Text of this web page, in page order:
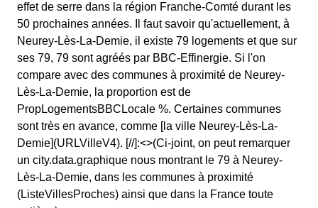
effet de serre dans la région Franche-Comté durant les
50 prochaines années. Il faut savoir qu'actuellement, à
Neurey-Lès-La-Demie, il existe 79 logements et que sur
ses 79, 79 sont agréés par BBC-Effinergie. Si l'on
compare avec des communes à proximité de Neurey-
Lès-La-Demie, la proportion est de
PropLogementsBBCLocale %. Certaines communes
sont très en avance, comme [la ville Neurey-Lès-La-
Demie](URLVilleV4). [//]:<>(Ci-joint, on peut remarquer
un city.data.graphique nous montrant le 79 à Neurey-
Lès-La-Demie, dans les communes à proximité
(ListeVillesProches) ainsi que dans la France toute